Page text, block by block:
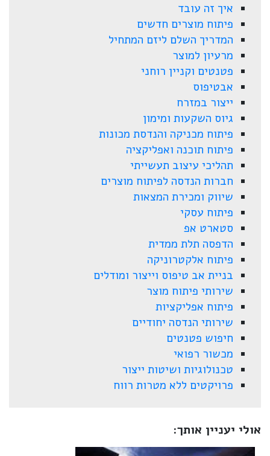
איך זה עובד
פיתוח מוצרים חדשים
המדריך השלם ליזם המתחיל
מרעיון למוצר
פטנטים וקניין רוחני
אבטיפוס
ייצור במזרח
גיוס השקעות ומימון
פיתוח מכניקה והנדסת מכונות
פיתוח תוכנה ואפליקציה
תהליכי עיצוב תעשייתי
חברות הנדסה לפיתוח מוצרים
שיווק ומכירת המצאות
פיתוח עסקי
סטארט אפ
הדפסה תלת ממדית
פיתוח אלקטרוניקה
בניית אב טיפוס וייצור ומודלים
שירותי פיתוח מוצר
פיתוח אפליקציות
שירותי הנדסה יחודיים
חיפוש פטנטים
מכשור רפואי
טכנולוגיות ושיטות ייצור
פרויקטים ללא מטרות רווח
אולי יעניין אותך: